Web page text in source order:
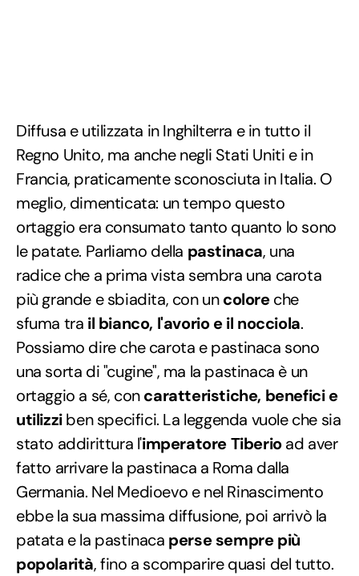
Diffusa e utilizzata in Inghilterra e in tutto il
Regno Unito, ma anche negli Stati Uniti e in
Francia, praticamente sconosciuta in Italia. O
meglio, dimenticata: un tempo questo
ortaggio era consumato tanto quanto lo sono
le patate. Parliamo della pastinaca, una
radice che a prima vista sembra una carota
più grande e sbiadita, con uncoloreche
sfuma tra il bianco, l'avorio e il nocciola.
Possiamo dire che carota e pastinaca sono
una sorta di "cugine", ma la pastinaca è un
ortaggio a sé, concaratteristiche, benefici e
utilizziben specifici. La leggenda vuole che sia
stato addirittura l'imperatore Tiberioad aver
fatto arrivare la pastinaca a Roma dalla
Germania. Nel Medioevo e nel Rinascimento
ebbe la sua massima diffusione, poi arrivò la
patata e la pastinaca perse sempre più
popolarità, fino a scomparire quasi del tutto.